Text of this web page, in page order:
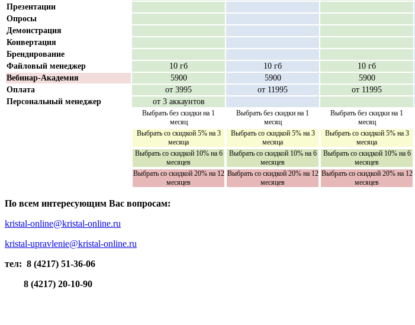
Презентации
Опросы
Демонстрация
Конвертация
Брендирование
Файловый менеджер
10 гб 10 гб 10 гб
Вебинар-Академия
5900 5900 5900
Оплата
от 3995 от 11995 от 11995
Персональный менеджер
от 3 аккаунтов
Выбрать без скидки на 1
месяц
Выбрать без скидки на 1
месяц
Выбрать без скидки на 1
месяц
Выбрать со скидкой 5% на 3
месяца
Выбрать со скидкой 5% на 3
месяца
Выбрать со скидкой 5% на 3
месяца
Выбрать со скидкой 10% на 6
месяцев
Выбрать со скидкой 10% на 6
месяцев
Выбрать со скидкой 10% на 6
месяцев
Выбрать со скидкой 20% на 12
месяцев
Выбрать со скидкой 20% на 12
месяцев
Выбрать со скидкой 20% на 12
месяцев
По всем интересующим Вас вопросам:
kristal-online@kristal-online.ru
kristal-upravlenie@kristal-online.ru
тел: 8 (4217) 51-36-06
8 (4217) 20-10-90